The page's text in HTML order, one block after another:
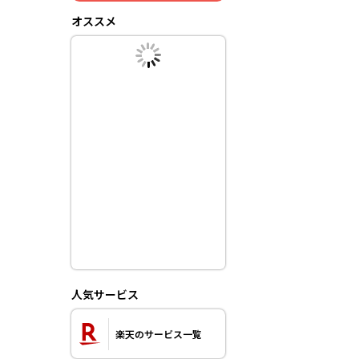
オススメ
人気サービス
楽天のサービス一覧